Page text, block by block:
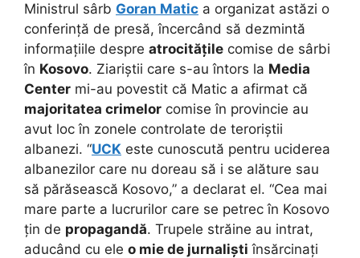
Ministrul sârb Goran Matic a organizat astăzi o
conferință de presă, încercând să dezmintă
informațiile despre atrocitățile comise de sârbi
în Kosovo. Ziariștii care s-au întors la Media
Center mi-au povestit că Matic a afirmat că
majoritatea crimelor comise în provincie au
avut loc în zonele controlate de teroriștii
albanezi. “UCK este cunoscută pentru uciderea
albanezilor care nu doreau să i se alăture sau
să părăsească Kosovo,” a declarat el. “Cea mai
mare parte a lucrurilor care se petrec în Kosovo
țin de propagandă. Trupele străine au intrat,
aducând cu ele o mie de jurnaliști însărcinați